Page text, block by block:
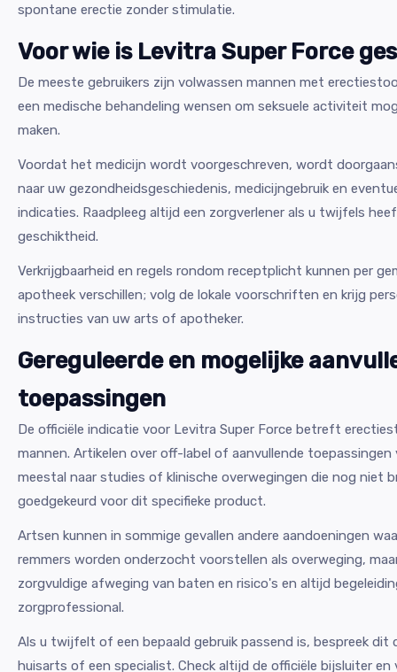
spontane erectie zonder stimulatie.
Voor wie is Levitra Super Force
De meeste gebruikers zijn volwassen mannen met
een medische behandeling wensen om seksuele activiteit
maken.
Voordat het medicijn wordt voorgeschreven, wordt
naar uw gezondheidsgeschiedenis, medicijngebruik en
indicaties. Raadpleeg altijd een zorgverlener als u twijfels
geschiktheid.
Verkrijgbaarheid en regels rondom receptplicht kunnen per
apotheek verschillen; volg de lokale voorschriften en krijg
instructies van uw arts of apotheker.
Gereguleerde en mogelijke
toepassingen
De officiële indicatie voor Levitra Super Force betreft
mannen. Artikelen over off-label of aanvullende toepassingen
meestal naar studies of klinische overwegingen die nog niet
goedgekeurd voor dit specifieke product.
Artsen kunnen in sommige gevallen andere aandoeningen
remmers worden onderzocht voorstellen als overweging,
zorgvuldige afweging van baten en risico's en altijd
zorgprofessional.
Als u twijfelt of een bepaald gebruik passend is, bespreek dit
huisarts of een specialist. Check altijd de officiële bijsluiter en